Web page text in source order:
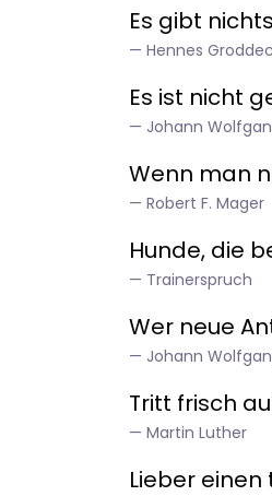
Es gibt
Hennes
Es ist nicht
Johann
Wenn man
Robert F. Mager
Hunde, die
Trainerspruch
Wer neue
Johann
Tritt frisch
Martin Luther
Lieber